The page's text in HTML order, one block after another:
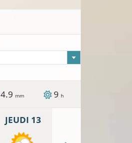
4.9 mm 9 h
JEUDI 13